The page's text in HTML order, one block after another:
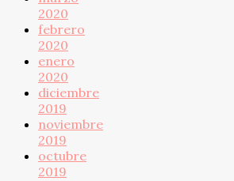
2020
febrero
2020
enero
2020
diciembre
2019
noviembre
2019
octubre
2019